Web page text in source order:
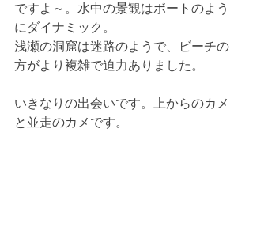
ですよ～。水中の景観はボートのよう
にダイナミック。
浅瀬の洞窟は迷路のようで、ビーチの
方がより複雑で迫力ありました。
いきなりの出会いです。上からのカメ
と並走のカメです。